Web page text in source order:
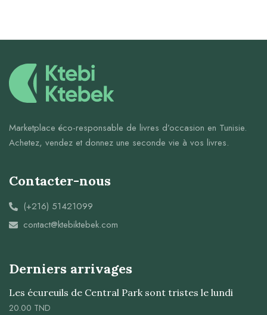
Marketplace éco-responsable de livres d’occasion en Tunisie.
Achetez, vendez et donnez une seconde vie à vos livres.
Contacter-nous
(+216) 51421099
contact@ktebiktebek.com
Derniers arrivages
Les écureuils de Central Park sont tristes le lundi
20.00 TND